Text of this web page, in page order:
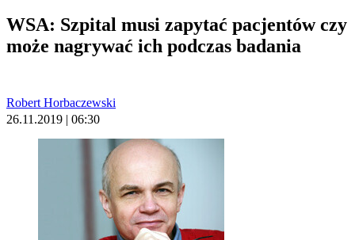
WSA: Szpital musi zapytać pacjentów czy
może nagrywać ich podczas badania
Robert Horbaczewski
26.11.2019 | 06:30